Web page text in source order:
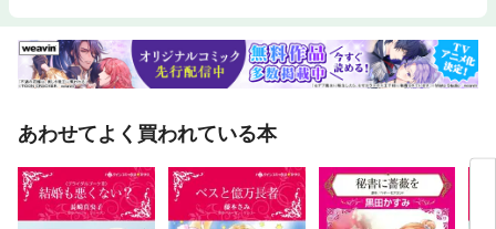
あわせてよく買われている本